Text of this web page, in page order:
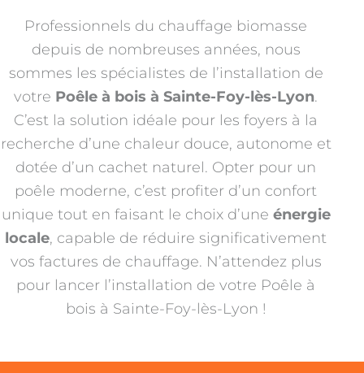
Professionnels du chauffage biomasse
depuis de nombreuses années, nous
sommes les spécialistes de l’installation de
votre Poêle à bois à Sainte-Foy-lès-Lyon.
C’est la solution idéale pour les foyers à la
recherche d’une chaleur douce, autonome et
dotée d’un cachet naturel. Opter pour un
poêle moderne, c’est profiter d’un confort
unique tout en faisant le choix d’une énergie
locale, capable de réduire significativement
vos factures de chauffage. N’attendez plus
pour lancer l’installation de votre Poêle à
bois à Sainte-Foy-lès-Lyon !